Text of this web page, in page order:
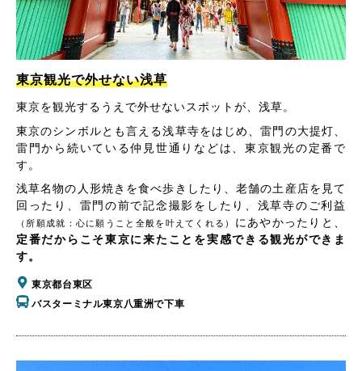
東京観光で外せない浅草
東京を観光するうえで外せないスポットが、浅草。
東京のシンボルとも言える浅草寺をはじめ、雷門の大提灯、
雷門から続いている仲見世通りなどは、東京観光の定番で
す。
浅草名物の人形焼きを食べ歩きしたり、老舗の土産店を見て
回ったり、雷門の前で記念撮影をしたり、浅草寺のご利益
（所願成就：心に願うこと全般を叶えてくれる）
にあやかったりと、
定番だからこそ東京に来たことを実感できる観光ができま
す。
東京都台東区
バスターミナル東京八重洲で下車